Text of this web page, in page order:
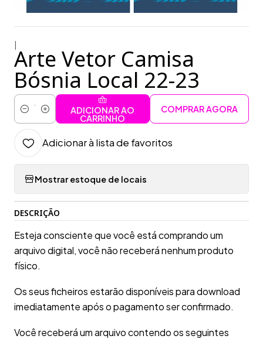
Arte Vetor Camisa
Bósnia Local 22-23
Quantidade
ADICIONAR AO
CARRINHO
COMPRAR AGORA
Adicionar à lista de favoritos
Mostrar estoque de locais
DESCRIÇÃO
Esteja consciente que você está comprando um
arquivo digital, você não receberá nenhum produto
físico.
Os seus ficheiros estarão disponíveis para download
imediatamente após o pagamento ser confirmado.
Você receberá um arquivo contendo os seguintes